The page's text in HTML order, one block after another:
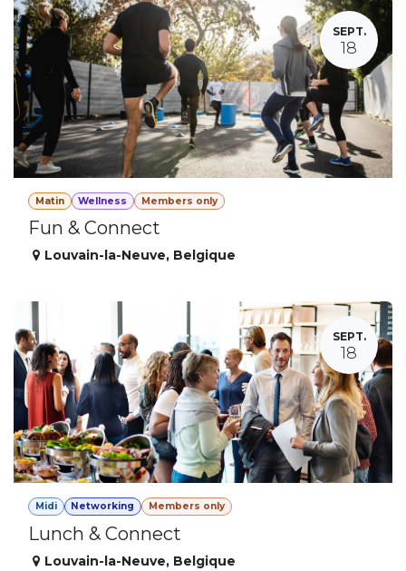
SEPT.
18
Matin Wellness Members only
Fun & Connect
Louvain-la-Neuve, Belgique
SEPT.
18
Midi Networking Members only
Lunch & Connect
Louvain-la-Neuve, Belgique